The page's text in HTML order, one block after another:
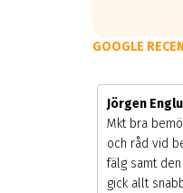
GOOGLE
Jörgen
Mkt bra
och råd vid
fälg samt
gick allt